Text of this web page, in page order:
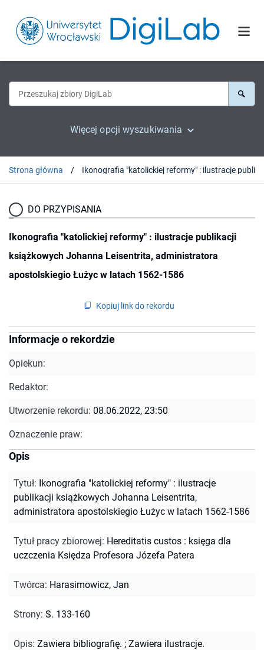
Więcej opcji wyszukiwania
Strona główna
DO PRZYPISANIA
Ikonografia "katolickiej reformy" : ilustracje publikacji
książkowych Johanna Leisentrita, administratora
apostolskiegio Łużyc w latach 1562-1586
Kopiuj link do rekordu
Informacje o rekordzie
Opiekun:
Redaktor:
Utworzenie rekordu: 08.06.2022, 23:50
Oznaczenie praw:
Opis
Tytuł: Ikonografia "katolickiej reformy" : ilustracje
publikacji książkowych Johanna Leisentrita,
administratora apostolskiegio Łużyc w latach 1562-1586
Tytuł pracy zbiorowej: Hereditatis custos : księga dla
uczczenia Księdza Profesora Józefa Patera
Twórca: Harasimowicz, Jan
Strony: S. 133-160
Opis: Zawiera bibliografię. ; Zawiera ilustracje.